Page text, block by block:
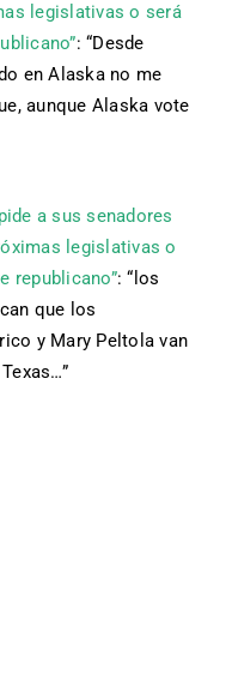
legislativas o será
: “Desde
en Alaska no me
aunque Alaska vote
a sus senadores
legislativas o
republicano”: “ los
que los
y Mary Peltola van
”